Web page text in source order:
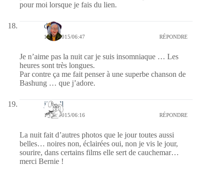
pour moi lorsque je fais du lien.
dom
17/05/2015/06:47 RÉPONDRE
Je n’aime pas la nuit car je suis insomniaque … Les
heures sont très longues.
Par contre ça me fait penser à une superbe chanson de
Bashung … que j’adore.
jill bill
17/05/2015/06:16 RÉPONDRE
La nuit fait d’autres photos que le jour toutes aussi
belles… noires non, éclairées oui, non je vis le jour,
sourire, dans certains films elle sert de cauchemar…
merci Bernie !